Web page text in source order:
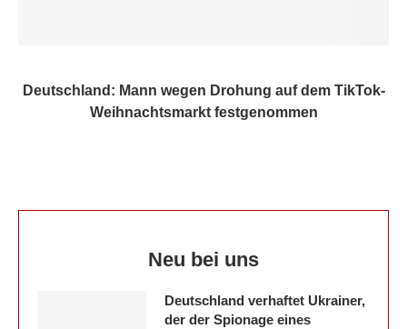
Deutschland: Mann wegen Drohung auf dem TikTok-
Weihnachtsmarkt festgenommen
Neu bei uns
Deutschland verhaftet Ukrainer,
der der Spionage eines